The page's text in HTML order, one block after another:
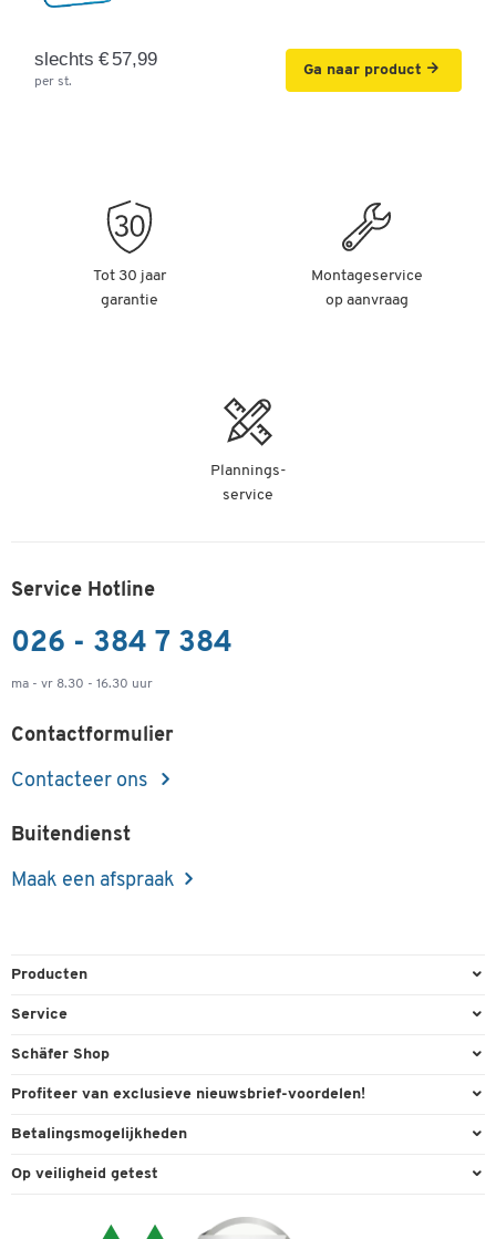
slechts € 57,99
per st.
Ga naar product
Tot 30 jaar
garantie
Montageservice
op aanvraag
Plannings-
service
Service Hotline
026 - 384 7 384
ma - vr 8.30 - 16.30 uur
Contactformulier
Contacteer ons
Buitendienst
Maak een afspraak
Producten
Kantoorbenodigdheden
Milieutechniek
Reiniging & hygiëne
Service
Bestelling herroepen
Inkt & Toner
Schäfer Shop
Algemene voorwaarden
Online catalogi
Profiteer van exclusieve nieuwsbrief-voordelen!
Welkomstgeschenk
Expertise
Betalingsmogelijkheden
Paypal
Op veiligheid getest